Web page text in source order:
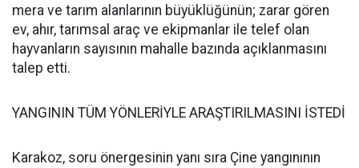
mera ve tarım alanlarının büyüklüğünün; zarar gören
ev, ahır, tarımsal araç ve ekipmanlar ile telef olan
hayvanların sayısının mahalle bazında açıklanmasını
talep etti.
YANGININ TÜM YÖNLERİYLE ARAŞTIRILMASINI İSTEDİ
Karakoz, soru önergesinin yanı sıra Çine yangınının